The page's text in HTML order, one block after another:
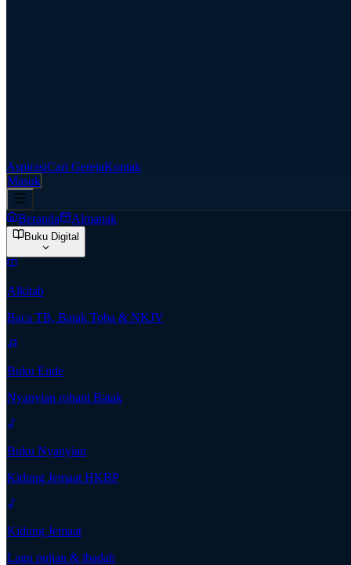
AspirasiCari GerejaKontak
Masuk
Beranda Almanak
Buku Digital
Alkitab
Baca TB, Batak Toba & NKJV
Buku Ende
Nyanyian rohani Batak
Buku Nyanyian
Kidung Jemaat HKBP
Kidung Jemaat
Lagu pujian & ibadah